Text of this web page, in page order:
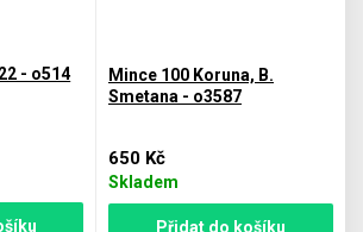
- o514
Mince 100 Koruna, B.
Smetana - o3587
650 Kč
Skladem
Přidat do košíku